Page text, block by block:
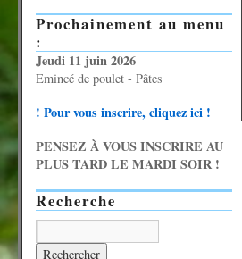
Prochainement au menu
:
Jeudi 11 juin 2026
Emincé de poulet - Pâtes
! Pour vous inscrire, cliquez ici !
PENSEZ À VOUS INSCRIRE AU
PLUS TARD LE MARDI SOIR !
Recherche